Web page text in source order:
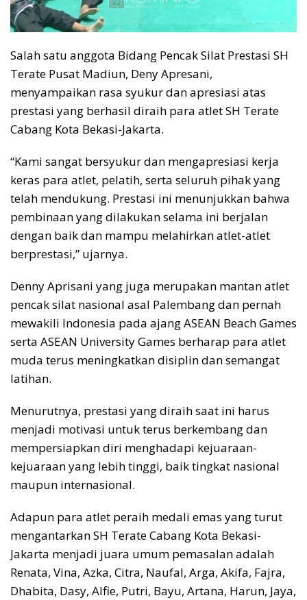
Salah satu anggota Bidang Pencak Silat Prestasi SH
Terate Pusat Madiun, Deny Apresani,
menyampaikan rasa syukur dan apresiasi atas
prestasi yang berhasil diraih para atlet SH Terate
Cabang Kota Bekasi-Jakarta.
“Kami sangat bersyukur dan mengapresiasi kerja
keras para atlet, pelatih, serta seluruh pihak yang
telah mendukung. Prestasi ini menunjukkan bahwa
pembinaan yang dilakukan selama ini berjalan
dengan baik dan mampu melahirkan atlet-atlet
berprestasi,” ujarnya.
Denny Aprisani yang juga merupakan mantan atlet
pencak silat nasional asal Palembang dan pernah
mewakili Indonesia pada ajang ASEAN Beach Games
serta ASEAN University Games berharap para atlet
muda terus meningkatkan disiplin dan semangat
latihan.
Menurutnya, prestasi yang diraih saat ini harus
menjadi motivasi untuk terus berkembang dan
mempersiapkan diri menghadapi kejuaraan-
kejuaraan yang lebih tinggi, baik tingkat nasional
maupun internasional.
Adapun para atlet peraih medali emas yang turut
mengantarkan SH Terate Cabang Kota Bekasi-
Jakarta menjadi juara umum pemasalan adalah
Renata, Vina, Azka, Citra, Naufal, Arga, Akifa, Fajra,
Dhabita, Dasy, Alfie, Putri, Bayu, Artana, Harun, Jaya,